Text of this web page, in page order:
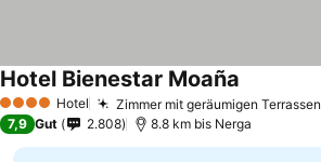
4 Sterne Hotel Zimmer mit geräumigen Terrassen
Hotel Bienestar Moaña
7,9 Gut 2.808 8.8 km bis Nerga